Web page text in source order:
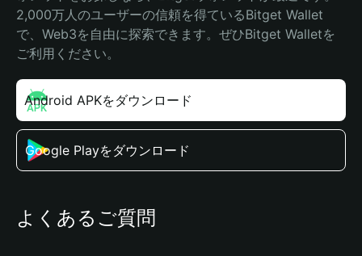
2,000万人のユーザーの信頼を得ているBitget Wallet
で、Web3を自由に探索できます。ぜひBitget Walletを
ご利用ください。
Android APKをダウンロード
Google Playをダウンロード
よくあるご質問